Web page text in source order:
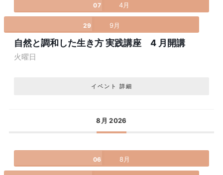
07 4月
29 9月
自然と調和した生き方 実践講座 4 月開講
火曜日
イベント 詳細
8月 2026
06 8月